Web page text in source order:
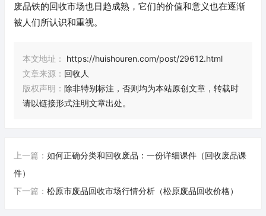
废品铁的回收市场也日趋成熟，它们的价值和意义也在逐渐
被人们所认识和重视。
本文地址：
https://huishouren.com/post/29612.html
文章来源： 回收人
版权声明： 除非特别标注，否则均为本站原创文章，转载时
请以链接形式注明文章出处。
上一篇： 如何正确分类和回收废品：一份详细课件（回收废品课
件）
下一篇： 松原市废品回收市场行情分析（松原废品回收价格）